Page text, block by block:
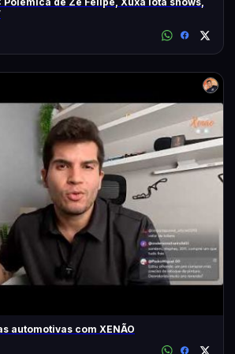
automotivas com XENÃO